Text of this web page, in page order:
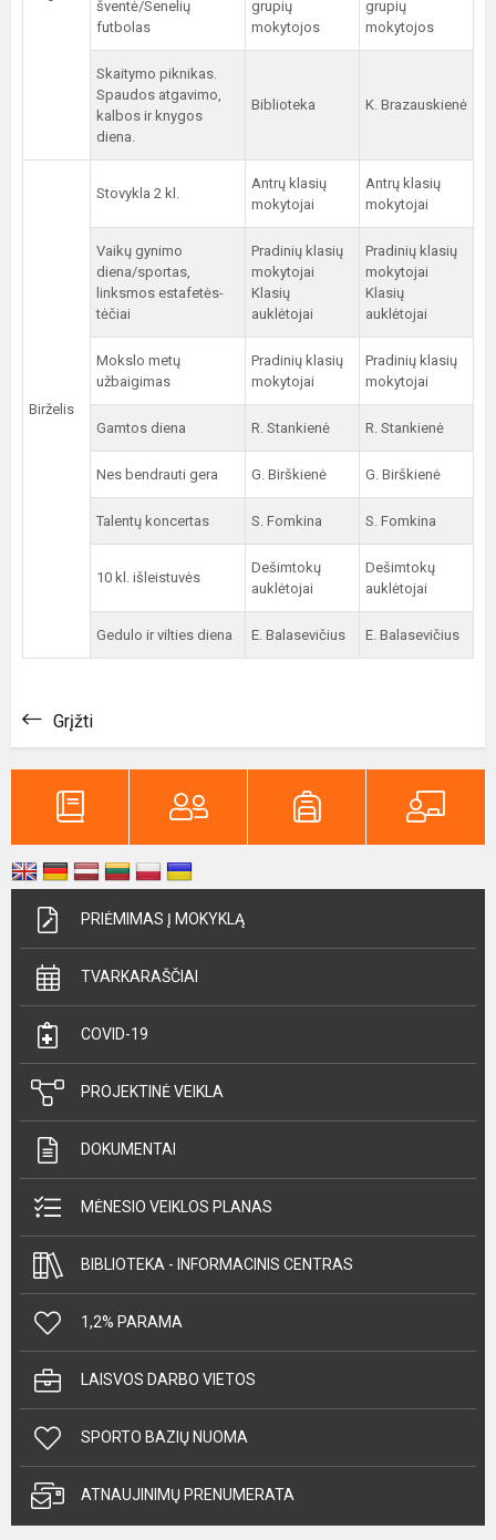
šventė/Senelių
futbolas
grupių
mokytojos
grupių
mokytojos
Skaitymo piknikas.
Spaudos atgavimo,
kalbos ir knygos
diena.
Biblioteka K. Brazauskienė
Birželis
Stovykla 2 kl.
Antrų klasių
mokytojai
Antrų klasių
mokytojai
Vaikų gynimo
diena/sportas,
linksmos estafetės-
tėčiai
Pradinių klasių
mokytojai
Klasių
auklėtojai
Pradinių klasių
mokytojai
Klasių
auklėtojai
Mokslo metų
užbaigimas
Pradinių klasių
mokytojai
Pradinių klasių
mokytojai
Gamtos diena R. Stankienė R. Stankienė
Nes bendrauti gera G. Birškienė G. Birškienė
Talentų koncertas S. Fomkina S. Fomkina
10 kl. išleistuvės
Dešimtokų
auklėtojai
Dešimtokų
auklėtojai
Gedulo ir vilties diena E. Balasevičius E. Balasevičius
Grįžti
PRIĖMIMAS Į MOKYKLĄ
TVARKARAŠČIAI
COVID-19
PROJEKTINĖ VEIKLA
DOKUMENTAI
MĖNESIO VEIKLOS PLANAS
BIBLIOTEKA - INFORMACINIS CENTRAS
1,2% PARAMA
LAISVOS DARBO VIETOS
SPORTO BAZIŲ NUOMA
ATNAUJINIMŲ PRENUMERATA